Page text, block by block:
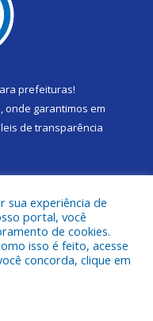
prefeituras!
onde garantimos em
leis de transparência
Municipal de Gurupá.
sua experiência de
portal, você
de cookies.
isso é feito, acesse
concorda, clique em